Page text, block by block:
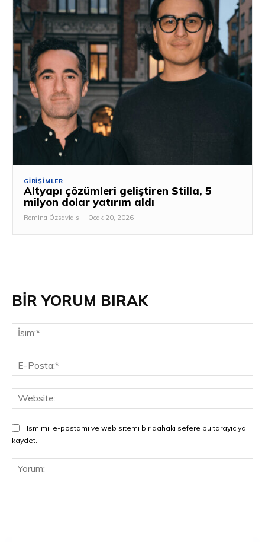
GIRIŞIMLER
Altyapı çözümleri geliştiren Stilla, 5
milyon dolar yatırım aldı
Romina Özsavidis - Ocak 20, 2026
BİR YORUM BIRAK
Ismimi, e-postamı ve web sitemi bir dahaki sefere bu tarayıcıya
kaydet.